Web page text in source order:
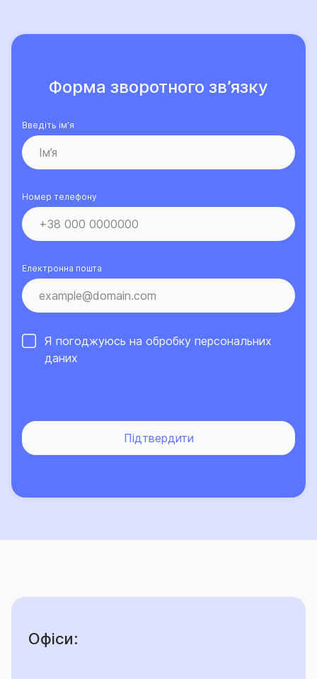
Інформаційному документі.
Форма зворотного зв’язку
Введіть ім’я
Номер телефону
Електронна пошта
Я погоджуюсь на обробку персональних
даних
Підтвердити
Офіси: